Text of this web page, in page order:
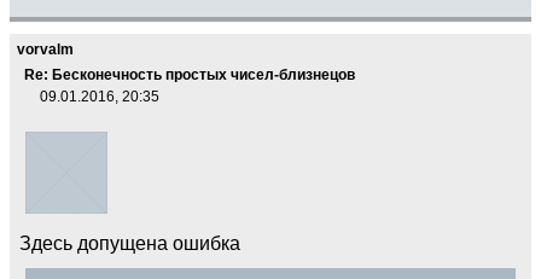
vorvalm
Re: Бесконечность простых чисел-близнецов
09.01.2016, 20:35
Здесь допущена ошибка